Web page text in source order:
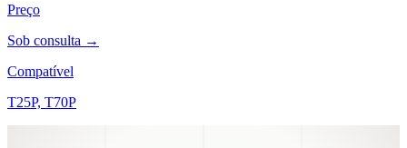
Preço
Sob consulta →
Compatível
T25P, T70P